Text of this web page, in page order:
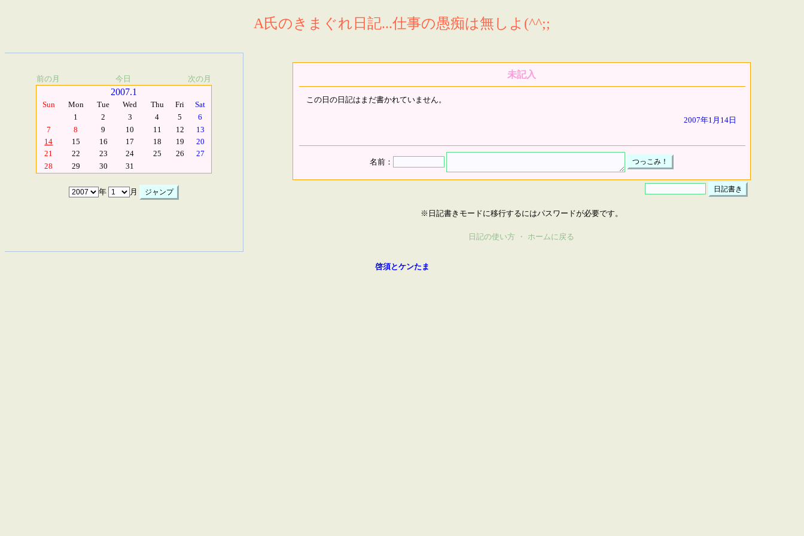
A氏のきまぐれ日記...仕事の愚痴は無しよ(^^;;
前の月 今日 次の月
2007.1
Sun Mon Tue Wed Thu Fri
Sat
1
2 3 4 5
6
7
8 9 10 11 12
13
14
15 16 17 18 19
20
21
22 23 24 25 26
27
28
29 30 31
年 月
未記入
この日の日記はまだ書かれていません。
2007年1月14日
名前：
※日記書きモードに移行するにはパスワードが必要です。
日記の使い方 ・ ホームに戻る
啓須とケンたま